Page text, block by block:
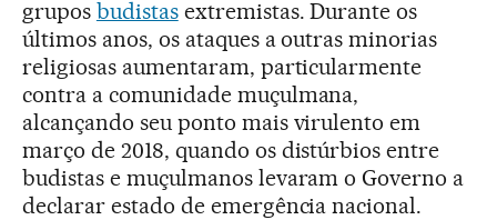
grupos budistasextremistas. Durante os
últimos anos, os ataques a outras minorias
religiosas aumentaram, particularmente
contra a comunidade muçulmana,
alcançando seu ponto mais virulento em
março de 2018, quando os distúrbios entre
budistas e muçulmanos levaram o Governo a
declarar estado de emergência nacional.